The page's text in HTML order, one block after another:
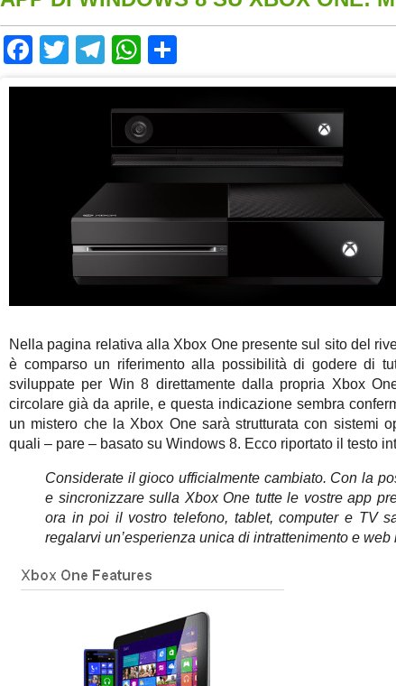
Facebook
TwitterTelegram
WhatsApp
Nella pagina relativa alla Xbox One presente sul sito del
è comparso un riferimento alla possibilità di godere di
sviluppate per Win 8 direttamente dalla propria Xbox
circolare già da aprile, e questa indicazione sembra
un mistero che la Xbox One sarà strutturata con sistemi
quali – pare – basato su Windows 8. Ecco riportato il testo
Considerate il gioco ufficialmente cambiato. Con la
e sincronizzare sulla Xbox One tutte le vostre app
ora in poi il vostro telefono, tablet, computer e TV
regalarvi un’esperienza unica di intrattenimento e web